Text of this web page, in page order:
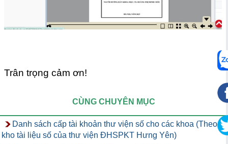
Trân trọng cảm ơn!
CÙNG CHUYÊN MỤC
Danh sách cấp tài khoản thư viện số cho các khoa (Theo
kho tài liệu số của thư viện ĐHSPKT Hưng Yên)